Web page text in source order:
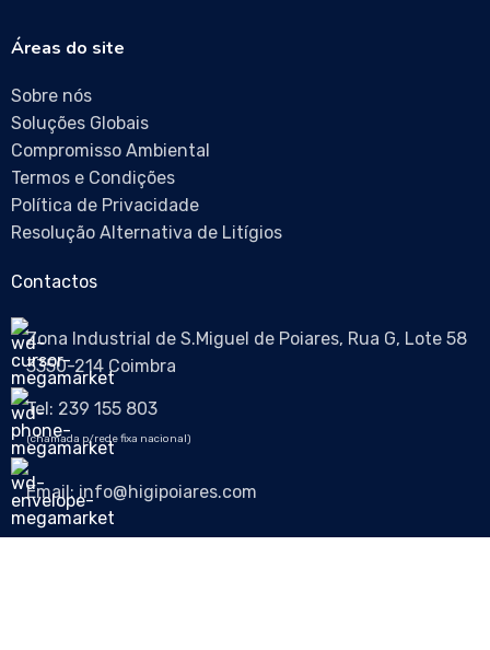
Áreas do site
Sobre nós
Soluções Globais
Compromisso Ambiental
Termos e Condições
Política de Privacidade
Resolução Alternativa de Litígios
Contactos
Zona Industrial de S.Miguel de Poiares, Rua G, Lote 58
3350-214 Coimbra
Tel: 239 155 803
(chamada p/rede fixa nacional)
Email: info@higipoiares.com